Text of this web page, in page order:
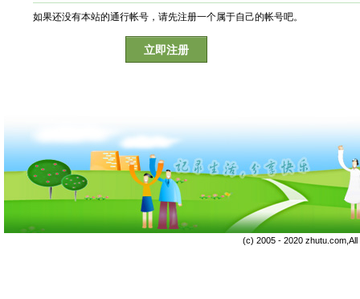
如果还没有本站的通行帐号，请先注册一个属于自己的帐号吧。
立即注册
(c) 2005 - 2020